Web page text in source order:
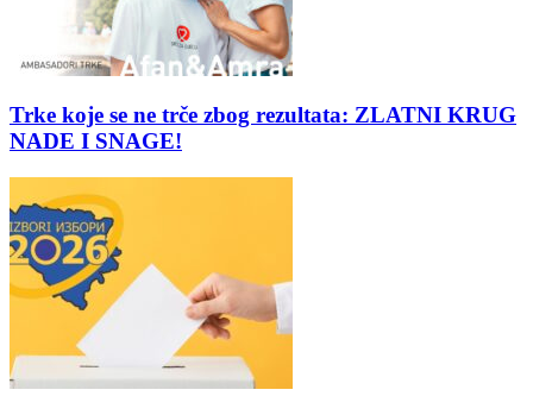
Trke koje se ne trče zbog rezultata: ZLATNI KRUG
NADE I SNAGE!